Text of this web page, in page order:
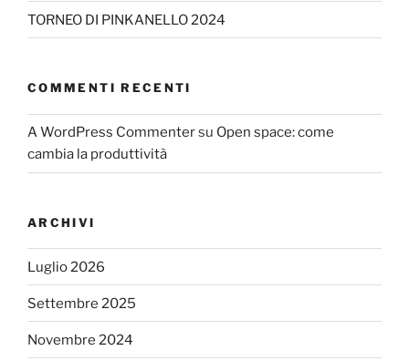
TORNEO DI PINKANELLO 2024
COMMENTI RECENTI
A WordPress Commentersu Open space: come
cambia la produttività
ARCHIVI
Luglio 2026
Settembre 2025
Novembre 2024